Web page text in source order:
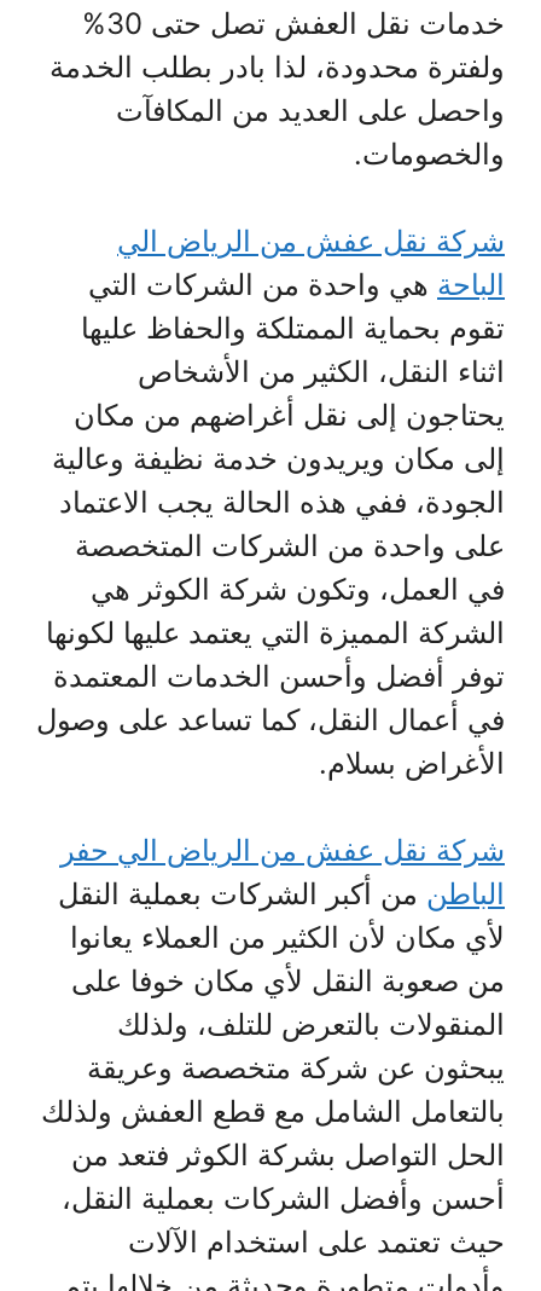
خدمات نقل العفش تصل حتى 30%
ولفترة محدودة، لذا بادر بطلب الخدمة
واحصل على العديد من المكافآت
والخصومات.
شركة نقل عفش من الرياض الي
الباحة هي واحدة من الشركات التي
تقوم بحماية الممتلكة والحفاظ عليها
اثناء النقل، الكثير من الأشخاص
يحتاجون إلى نقل أغراضهم من مكان
إلى مكان ويريدون خدمة نظيفة وعالية
الجودة، ففي هذه الحالة يجب الاعتماد
على واحدة من الشركات المتخصصة
في العمل، وتكون شركة الكوثر هي
الشركة المميزة التي يعتمد عليها لكونها
توفر أفضل وأحسن الخدمات المعتمدة
في أعمال النقل، كما تساعد على وصول
الأغراض بسلام.
شركة نقل عفش من الرياض الي حفر
الباطن من أكبر الشركات بعملية النقل
لأي مكان لأن الكثير من العملاء يعانوا
من صعوبة النقل لأي مكان خوفا على
المنقولات بالتعرض للتلف، ولذلك
يبحثون عن شركة متخصصة وعريقة
بالتعامل الشامل مع قطع العفش ولذلك
الحل التواصل بشركة الكوثر فتعد من
أحسن وأفضل الشركات بعملية النقل،
حيث تعتمد على استخدام الآلات